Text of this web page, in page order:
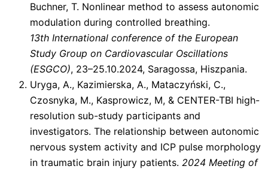
Buchner, T. Nonlinear method to assess autonomic
modulation during controlled breathing.
13th International conference of the European
Study Group on Cardiovascular Oscillations
(ESGCO), 23–25.10.2024, Saragossa, Hiszpania.
Uryga, A., Kazimierska, A., Mataczyński, C.,
Czosnyka, M., Kasprowicz, M, & CENTER-TBI high-
resolution sub-study participants and
investigators. The relationship between autonomic
nervous system activity and ICP pulse morphology
in traumatic brain injury patients. 2024 Meeting of